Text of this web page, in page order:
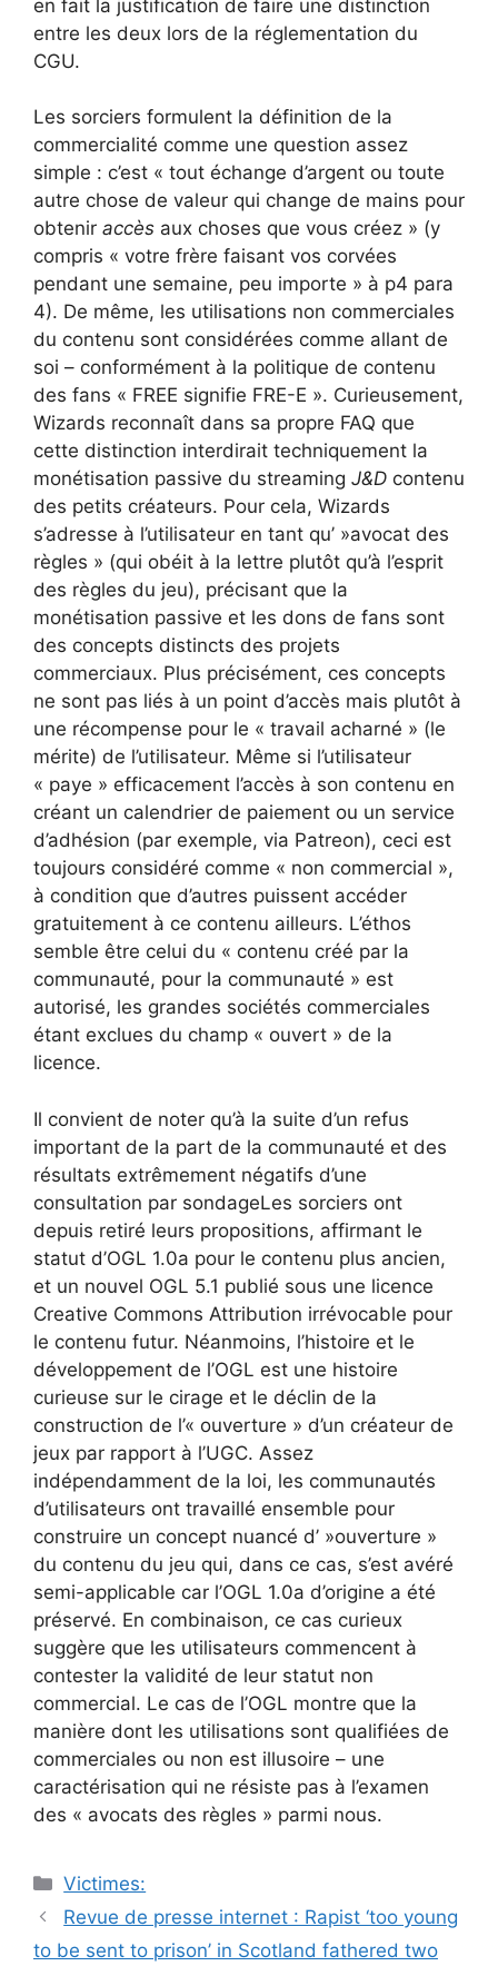
en fait la justification de faire une distinction
entre les deux lors de la réglementation du
CGU.
Les sorciers formulent la définition de la
commercialité comme une question assez
simple : c’est « tout échange d’argent ou toute
autre chose de valeur qui change de mains pour
obtenir accès aux choses que vous créez » (y
compris « votre frère faisant vos corvées
pendant une semaine, peu importe » à p4 para
4). De même, les utilisations non commerciales
du contenu sont considérées comme allant de
soi – conformément à la politique de contenu
des fans « FREE signifie FRE-E ». Curieusement,
Wizards reconnaît dans sa propre FAQ que
cette distinction interdirait techniquement la
monétisation passive du streaming J&D contenu
des petits créateurs. Pour cela, Wizards
s’adresse à l’utilisateur en tant qu’ »avocat des
règles » (qui obéit à la lettre plutôt qu’à l’esprit
des règles du jeu), précisant que la
monétisation passive et les dons de fans sont
des concepts distincts des projets
commerciaux. Plus précisément, ces concepts
ne sont pas liés à un point d’accès mais plutôt à
une récompense pour le « travail acharné » (le
mérite) de l’utilisateur. Même si l’utilisateur
« paye » efficacement l’accès à son contenu en
créant un calendrier de paiement ou un service
d’adhésion (par exemple, via Patreon), ceci est
toujours considéré comme « non commercial »,
à condition que d’autres puissent accéder
gratuitement à ce contenu ailleurs. L’éthos
semble être celui du « contenu créé par la
communauté, pour la communauté » est
autorisé, les grandes sociétés commerciales
étant exclues du champ « ouvert » de la
licence.
Il convient de noter qu’à la suite d’un refus
important de la part de la communauté et des
résultats extrêmement négatifs d’une
consultation par sondageLes sorciers ont
depuis retiré leurs propositions, affirmant le
statut d’OGL 1.0a pour le contenu plus ancien,
et un nouvel OGL 5.1 publié sous une licence
Creative Commons Attribution irrévocable pour
le contenu futur. Néanmoins, l’histoire et le
développement de l’OGL est une histoire
curieuse sur le cirage et le déclin de la
construction de l’« ouverture » d’un créateur de
jeux par rapport à l’UGC. Assez
indépendamment de la loi, les communautés
d’utilisateurs ont travaillé ensemble pour
construire un concept nuancé d’ »ouverture »
du contenu du jeu qui, dans ce cas, s’est avéré
semi-applicable car l’OGL 1.0a d’origine a été
préservé. En combinaison, ce cas curieux
suggère que les utilisateurs commencent à
contester la validité de leur statut non
commercial. Le cas de l’OGL montre que la
manière dont les utilisations sont qualifiées de
commerciales ou non est illusoire – une
caractérisation qui ne résiste pas à l’examen
des « avocats des règles » parmi nous.
Catégories
Victimes:
Navigation
des
Revue de presse internet : Rapist ‘too young
to be sent to prison’ in Scotland fathered two